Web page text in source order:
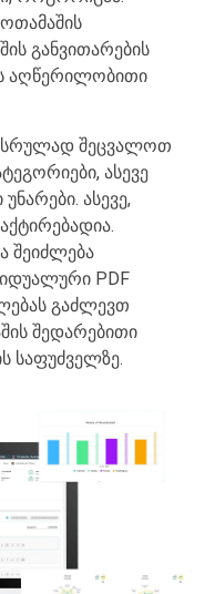
განვითარების
აღწერილობითი
სრულად შეცვალოთ
ასევე
ასევე,
შეიძლება
PDF
გაძლევთ
შედარებითი
საფუძველზე.